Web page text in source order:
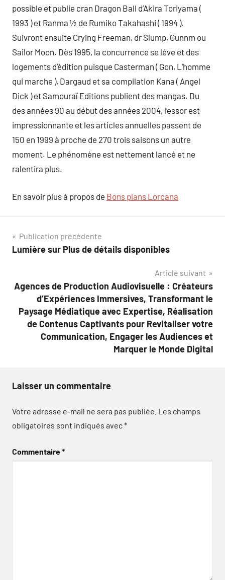
possible et publie cran Dragon Ball d’Akira Toriyama (
1993 ) et Ranma ½ de Rumiko Takahashi ( 1994 ).
Suivront ensuite Crying Freeman, dr Slump, Gunnm ou
Sailor Moon. Dès 1995, la concurrence se léve et des
logements d’édition puisque Casterman ( Gon, L’homme
qui marche ), Dargaud et sa compilation Kana ( Angel
Dick ) et Samouraï Editions publient des mangas. Du
des années 90 au début des années 2004, l’essor est
impressionnante et les articles annuelles passent de
150 en 1999 à proche de 270 trois saisons un autre
moment. Le phénomène est nettement lancé et ne
ralentira plus.
En savoir plus à propos de Bons plans Lorcana
Navigation
de
Publication précédente
Lumière sur Plus de détails disponibles
Article suivant
Agences de Production Audiovisuelle : Créateurs
d’Expériences Immersives, Transformant le
Paysage Médiatique avec Expertise, Réalisation
de Contenus Captivants pour Revitaliser votre
Communication, Engager les Audiences et
Marquer le Monde Digital
Laisser un commentaire
Votre adresse e-mail ne sera pas publiée. Les champs
obligatoires sont indiqués avec*
Commentaire*